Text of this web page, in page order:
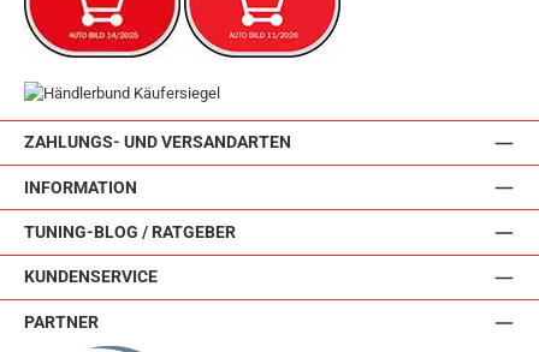
ZAHLUNGS- UND VERSANDARTEN
INFORMATION
TUNING-BLOG / RATGEBER
KUNDENSERVICE
PARTNER